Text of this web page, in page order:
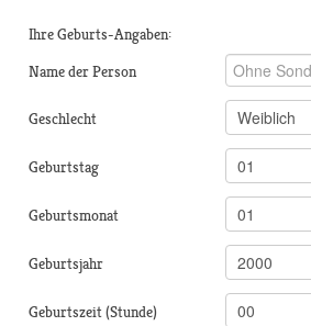
Ihre Geburts-Angaben:
Name der Person
Geschlecht
Geburtstag
Geburtsmonat
Geburtsjahr
Geburtszeit (Stunde)